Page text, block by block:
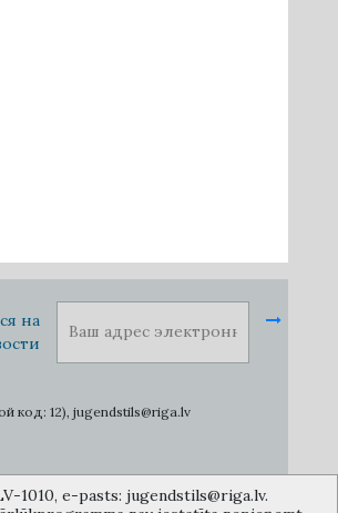
на
код: 12), jugendstils@riga.lv
1010, e-pasts: jugendstils@riga.lv.